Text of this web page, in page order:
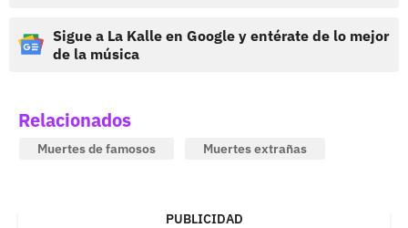
Sigue a La Kalle en Google y entérate de lo mejor
de la música
Relacionados
Muertes de famosos Muertes extrañas
PUBLICIDAD